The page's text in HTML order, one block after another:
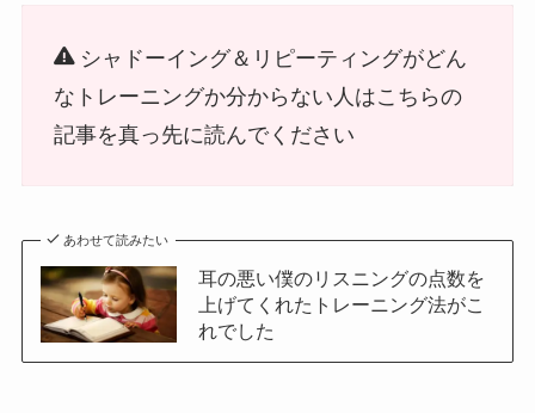
シャドーイング＆リピーティングがどん
なトレーニングか分からない人はこちらの
記事を真っ先に読んでください
あわせて読みたい
耳の悪い僕のリスニングの点数を
上げてくれたトレーニング法がこ
れでした